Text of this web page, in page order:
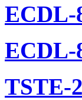
ECDL-
ECDL-
TSTE-